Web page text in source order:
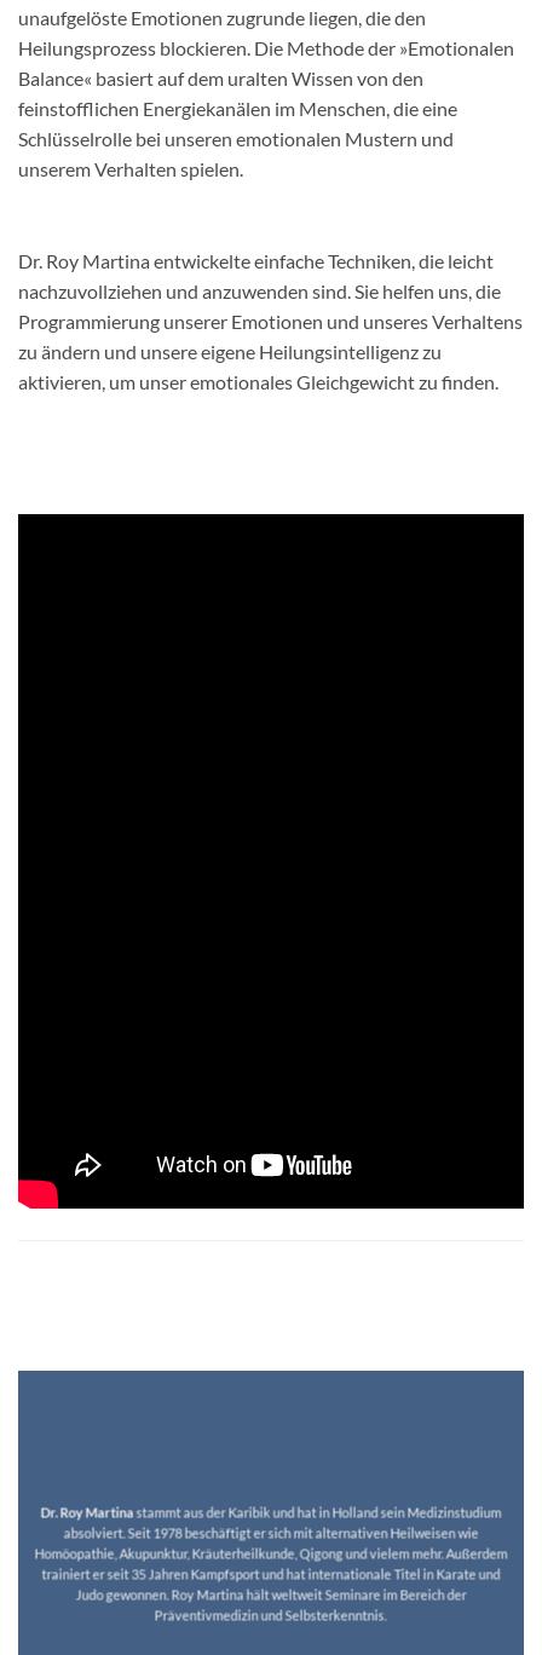
unaufgelöste Emotionen zugrunde liegen, die den
Heilungsprozess blockieren. Die Methode der »Emotionalen
Balance« basiert auf dem uralten Wissen von den
feinstofflichen Energiekanälen im Menschen, die eine
Schlüsselrolle bei unseren emotionalen Mustern und
unserem Verhalten spielen.
Dr. Roy Martina entwickelte einfache Techniken, die leicht
nachzuvollziehen und anzuwenden sind. Sie helfen uns, die
Programmierung unserer Emotionen und unseres Verhaltens
zu ändern und unsere eigene Heilungsintelligenz zu
aktivieren, um unser emotionales Gleichgewicht zu finden.
Dr. Roy Martinastammt aus der Karibik und hat in Holland sein Medizinstudium
absolviert. Seit 1978 beschäftigt er sich mit alternativen Heilweisen wie
Homöopathie, Akupunktur, Kräuterheilkunde, Qigong und vielem mehr. Außerdem
trainiert er seit 35 Jahren Kampfsport und hat internationale Titel in Karate und
Judo gewonnen. Roy Martina hält weltweit Seminare im Bereich der
Präventivmedizin und Selbsterkenntnis.